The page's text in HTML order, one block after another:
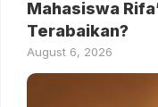
Mahasiswa
Terabaikan?
August 6, 2026